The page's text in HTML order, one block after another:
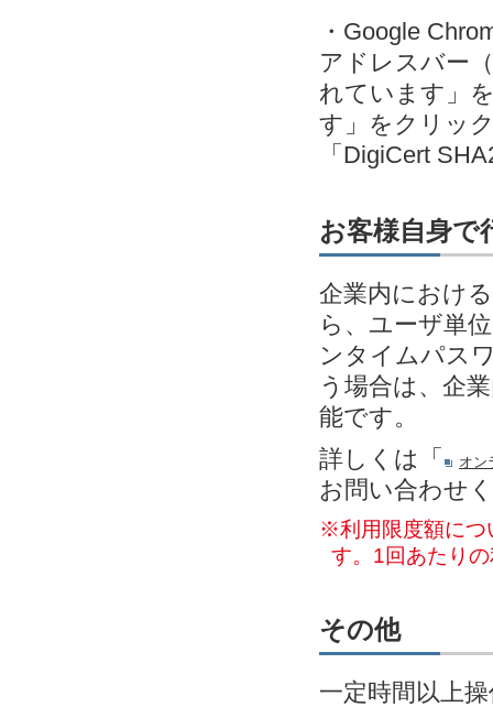
・Google
アドレスバー
れています」
す」をクリッ
「DigiCert
お客様自身で
企業内におけ
ら、ユーザ単
ンタイムパス
う場合は、企
能です。
詳しくは「
オン
お問い合わせ
※利用限度額につ
す。1回あたり
その他
一定時間以上